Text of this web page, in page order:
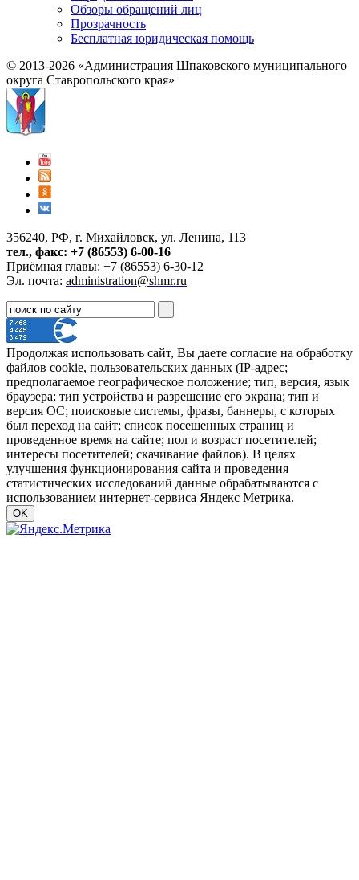
Обзоры обращений лиц
Прозрачность
Бесплатная юридическая помощь
© 2013-2026 «Администрация Шпаковского муниципального
округа Ставропольского края»
356240, РФ, г. Михайловск, ул. Ленина, 113
тел., факс: +7 (86553) 6-00-16
Приёмная главы: +7 (86553) 6-30-12
Эл. почта: administration@shmr.ru
Продолжая использовать сайт, Вы даете согласие на обработку
файлов cookie, пользовательских данных (IP-адрес;
предполагаемое географическое положение; тип, версия, язык
браузера; тип устройства и разрешение его экрана; тип и
версия ОС; поисковые системы, фразы, баннеры, с которых
был переход на сайт; список посещенных страниц и
проведенное время на сайте; пол и возраст посетителей;
интересы посетителей; скачивание файлов). В целях
улучшения функционирования сайта и проведения
статистических исследований данные обрабатываются с
использованием интернет-сервиса Яндекс Метрика.
OK